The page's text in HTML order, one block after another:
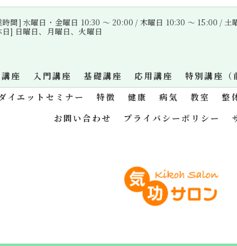
時間] 水曜日・金曜日 10:30 〜 20:00 / 木曜日 10:30 〜 15:00 / 土
日] 日曜日、月曜日、火曜日
座 入門講座 基礎講座 応用講座 特別講座（
イエットセミナー 特徴 健康 病気 教室 整
お問い合わせ
プライバシーポリシー